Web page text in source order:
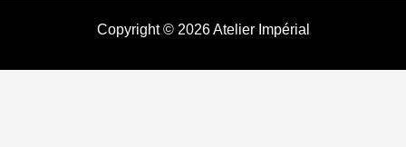
Copyright © 2026 Atelier Impérial